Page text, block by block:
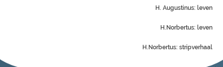
H. Augustinus: leven
H.Norbertus: leven
H.Norbertus: stripverhaal